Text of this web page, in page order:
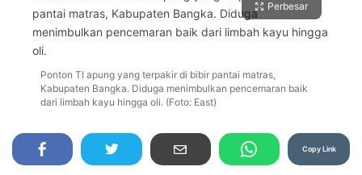
Perbesar
Ponton TI apung yang terpakir di bibir pantai matras,
Kabupaten Bangka. Diduga menimbulkan pencemaran baik
dari limbah kayu hingga oli. (Foto: East)
Copy Link